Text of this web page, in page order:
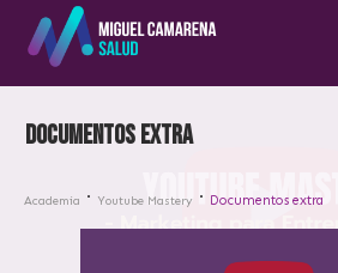
Documentos extra
Academia Youtube Mastery Documentos extra